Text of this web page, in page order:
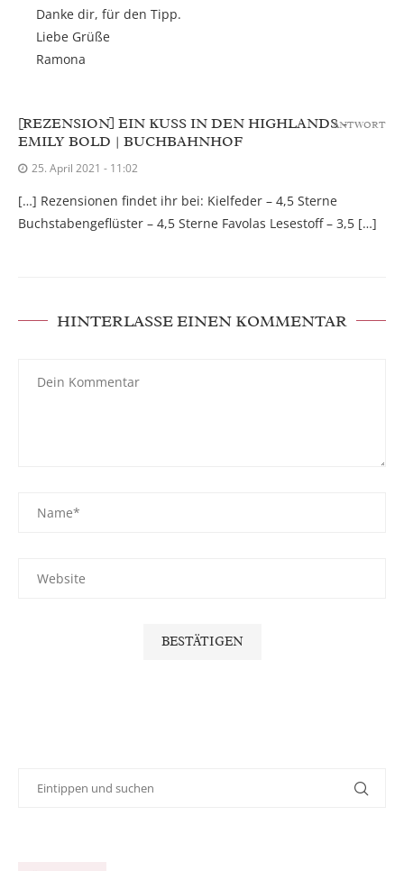
Danke dir, für den Tipp.
Liebe Grüße
Ramona
[REZENSION] EIN KUSS IN DEN HIGHLANDS -
EMILY BOLD | BUCHBAHNHOF
25. April 2021 - 11:02
[…] Rezensionen findet ihr bei: Kielfeder – 4,5 Sterne
Buchstabengeflüster – 4,5 Sterne Favolas Lesestoff – 3,5 […]
ANTWORT
HINTERLASSE EINEN KOMMENTAR